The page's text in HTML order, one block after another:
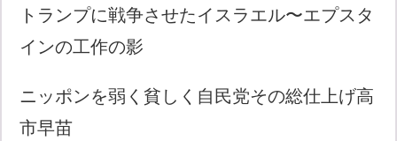
トランプに戦争させたイスラエル〜エプスタ
インの工作の影
ニッポンを弱く貧しく自民党その総仕上げ高
市早苗